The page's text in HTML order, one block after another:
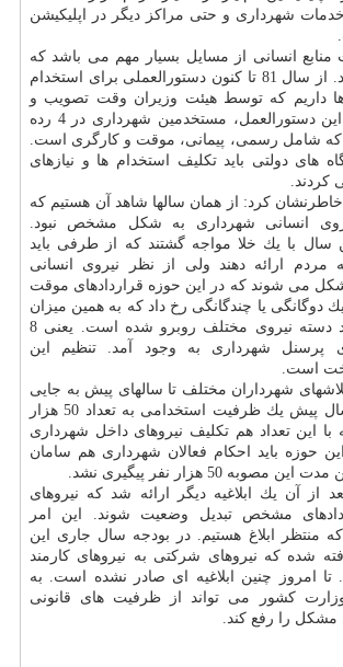
شهرداری و حتی مراكز دیگر در اپلیكیشن
انسانی از مسایل بسیار مهم می باشد كه
باید ساماندهی گردد. از سال 81 تا كنون دستورالعملی برای استخدام
داریم كه توسط هیئت وزیران وقت تصویب و
ابلاغ می شود. در این دستورالعمل، مستخدمین شهرداری در 4 رده
شامل رسمی، پیمانی، موقت و كارگری است.
های دولتی باید تكلیف استخدام ها و نیازهای
كرد: از همان سالها شاهد آن هستیم كه
انسانی شهرداری به شكل مشخص نبود.
سال با یك خلا مواجه گشتند كه از طرفی باید
مردم ارائه دهند ولی از نظر نیروی انسانی
می شوند كه در این حوزه قراردادهای موقت
دوگانگی یا چندگانگی رخ داد كه به همین میزان
شهرداری ها با چند دسته نیروی مختلف روبرو شده است. یعنی 8
پرسنل شهرداری به وجود آمد. تنظیم این
است.
شهرداران مختلف تا سالهای پیش به جایی
نرسید تا اینكه 4 سال پیش یك ظرفیت استخدامی به تعداد 50 هزار
این تعداد هم تكلیف نیروهای داخل شهرداری
حوزه باید احكام فعالان شهرداری هم سامان
50 هزار نفر پیگیری نشد.
از آن یك ابلاغیه دیگر ارائه شد كه نیروهای
مشخص تبدیل وضعیت شوند. این امر
منتظر ابلاغ هستیم. در بودجه سال جاری این
شده كه نیروهای شركتی به نیروهای كارمند
امروز چنین ابلاغیه ای صادر نشده است. به
كشور می تواند از ظرفیت های قانونی
مشكل را رفع كند.